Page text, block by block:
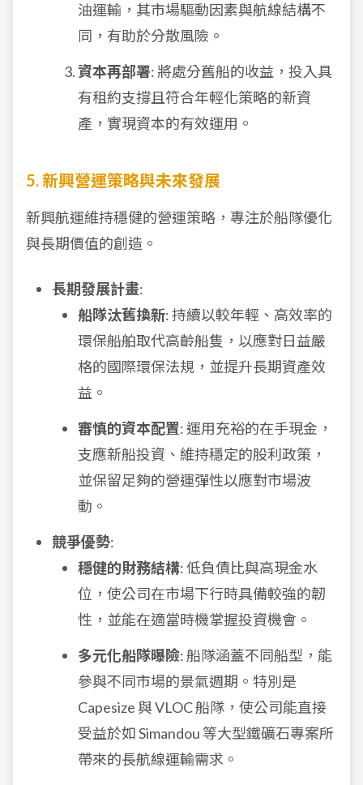
油運輸，其市場驅動因素與航線結構不
同，有助於分散風險。
資本再部署: 將處分舊船的收益，投入具
有租約支撐且符合年輕化策略的新資
產，實現資本的有效運用。
5. 新興營運策略與未來發展
新興航運維持穩健的營運策略，專注於船隊優化
與長期價值的創造。
長期發展計畫:
船隊汰舊換新: 持續以較年輕、高效率的
環保船舶取代高齡船隻，以應對日益嚴
格的國際環保法規，並提升長期資產效
益。
審慎的資本配置: 運用充裕的在手現金，
支應新船投資、維持穩定的股利政策，
並保留足夠的營運彈性以應對市場波
動。
競爭優勢:
穩健的財務結構: 低負債比與高現金水
位，使公司在市場下行時具備較強的韌
性，並能在適當時機掌握投資機會。
多元化船隊曝險: 船隊涵蓋不同船型，能
參與不同市場的景氣週期。特別是
Capesize 與 VLOC 船隊，使公司能直接
受益於如 Simandou 等大型鐵礦石專案所
帶來的長航線運輸需求。